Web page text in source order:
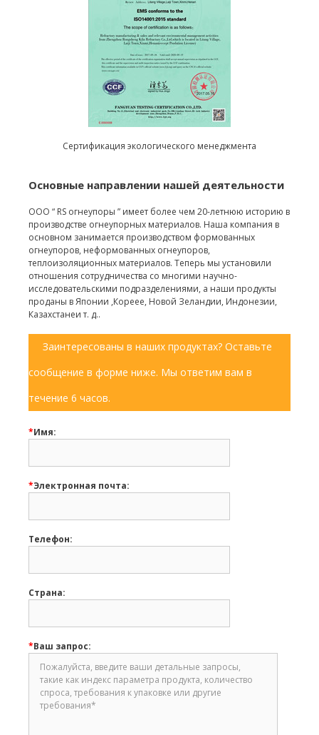
Сертификация экологического менеджмента
Основные направлении нашей деятельности
ООО “ RS огнеупоры ” имеет более чем 20-летнюю историю в
производстве огнеупорных материалов. Наша компания в
основном занимается производством формованных
огнеупоров, неформованных огнеупоров,
теплоизоляционных материалов. Теперь мы установили
отношения сотрудничества со многими научно-
исследовательскими подразделениями, а наши продукты
проданы в Японии ,Кореее, Новой Зеландии, Индонезии,
Казахстанеи т. д..
Заинтересованы в наших продуктах? Оставьте
сообщение в форме ниже. Мы ответим вам в
течение 6 часов.
*Имя:
*Электронная почта:
Телефон:
Страна:
*Ваш запрос: